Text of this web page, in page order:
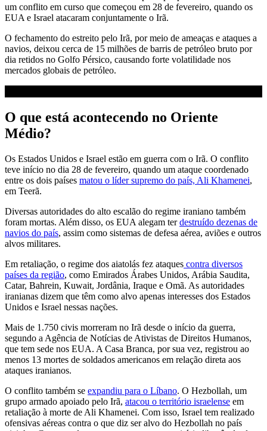
um conflito em curso que começou em 28 de fevereiro, quando os
EUA e Israel atacaram conjuntamente o Irã.
O fechamento do estreito pelo Irã, por meio de ameaças e ataques a
navios, deixou cerca de 15 milhões de barris de petróleo bruto por
dia retidos no Golfo Pérsico, causando forte volatilidade nos
mercados globais de petróleo.
O que está acontecendo no Oriente
Médio?
Os Estados Unidos e Israel estão em guerra com o Irã. O conflito
teve início no dia 28 de fevereiro, quando um ataque coordenado
entre os dois países matou o líder supremo do país, Ali Khamenei,
em Teerã.
Diversas autoridades do alto escalão do regime iraniano também
foram mortas. Além disso, os EUA alegam terdestruído dezenas de
navios do país, assim como sistemas de defesa aérea, aviões e outros
alvos militares.
Em retaliação, o regime dos aiatolás fez ataques contra diversos
países da região, como Emirados Árabes Unidos, Arábia Saudita,
Catar, Bahrein, Kuwait, Jordânia, Iraque e Omã. As autoridades
iranianas dizem que têm como alvo apenas interesses dos Estados
Unidos e Israel nessas nações.
Mais de 1.750 civis morreram no Irã desde o início da guerra,
segundo a Agência de Notícias de Ativistas de Direitos Humanos,
que tem sede nos EUA. A Casa Branca, por sua vez, registrou ao
menos 13 mortes de soldados americanos em relação direta aos
ataques iranianos.
O conflito também se expandiu para o Líbano. O Hezbollah, um
grupo armado apoiado pelo Irã, atacou o território israelense em
retaliação à morte de Ali Khamenei. Com isso, Israel tem realizado
ofensivas aéreas contra o que diz ser alvo do Hezbollah no país